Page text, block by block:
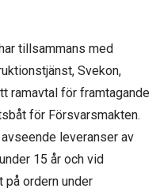
tillsammans med
Svekon,
ramavtal för framtagande
för Försvarsmakten.
leveranser av
15 år och vid
på ordern under